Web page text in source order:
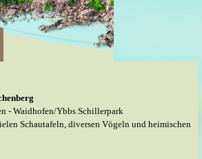
- Waidhofen/Ybbs Schillerpark
Schautafeln, diversen Vögeln und heimischen